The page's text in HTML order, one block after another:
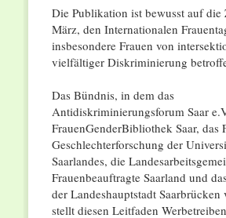
Die Publikation ist bewusst auf die
März, den Internationalen
insbesondere Frauen von
vielfältiger Diskriminierung
Das Bündnis, in dem das
Antidiskriminierungsforum Saar
FrauenGenderBibliothek Saar, das
Geschlechterforschung der
Saarlandes, die
Frauenbeauftragte Saarland und
der Landeshauptstadt Saarbrücken
stellt diesen Leitfaden